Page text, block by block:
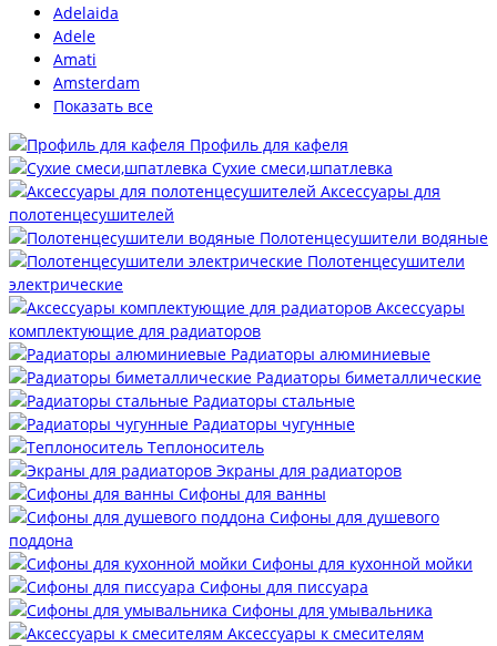
Adelaida
Adele
Amati
Amsterdam
Показать все
Профиль для кафеля
Сухие смеси,шпатлевка
Аксессуары для
полотенцесушителей
Полотенцесушители водяные
Полотенцесушители
электрические
Аксессуары
комплектующие для радиаторов
Радиаторы алюминиевые
Радиаторы биметаллические
Радиаторы стальные
Радиаторы чугунные
Теплоноситель
Экраны для радиаторов
Сифоны для ванны
Сифоны для душевого
поддона
Сифоны для кухонной мойки
Сифоны для писсуара
Сифоны для умывальника
Аксессуары к смесителям